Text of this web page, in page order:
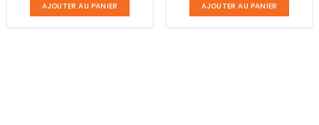
AJOUTER AU PANIER AJOUTER AU PANIER